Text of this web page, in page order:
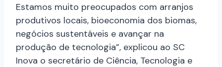
Estamos muito preocupados com arranjos
produtivos locais, bioeconomia dos biomas,
negócios sustentáveis e avançar na
produção de tecnologia”, explicou ao SC
Inova o secretário de Ciência, Tecnologia e